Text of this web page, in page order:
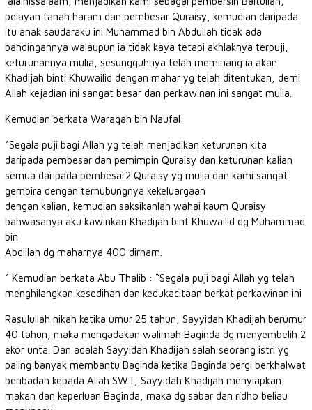
pelayan tanah haram dan pembesar Quraisy, kemudian daripada
itu anak saudaraku ini Muhammad bin Abdullah tidak ada
bandingannya walaupun ia tidak kaya tetapi akhlaknya terpuji,
keturunannya mulia, sesungguhnya telah meminang ia akan
Khadijah binti Khuwailid dengan mahar yg telah ditentukan, demi
Allah kejadian ini sangat besar dan perkawinan ini sangat mulia.
Kemudian berkata Waraqah bin Naufal:
“Segala puji bagi Allah yg telah menjadikan keturunan kita
daripada pembesar dan pemimpin Quraisy dan keturunan kalian
semua daripada pembesar2 Quraisy yg mulia dan kami sangat
gembira dengan terhubungnya kekeluargaan
dengan kalian, kemudian saksikanlah wahai kaum Quraisy
bahwasanya aku kawinkan Khadijah bint Khuwailid dg Muhammad
bin
Abdillah dg maharnya 400 dirham.
“ Kemudian berkata Abu Thalib : “Segala puji bagi Allah yg telah
menghilangkan kesedihan dan kedukacitaan berkat perkawinan ini
Rasulullah nikah ketika umur 25 tahun, Sayyidah Khadijah berumur
40 tahun, maka mengadakan walimah Baginda dg menyembelih 2
ekor unta. Dan adalah Sayyidah Khadijah salah seorang istri yg
paling banyak membantu Baginda ketika Baginda pergi berkhalwat
beribadah kepada Allah SWT, Sayyidah Khadijah menyiapkan
makan dan keperluan Baginda, maka dg sabar dan ridho beliau